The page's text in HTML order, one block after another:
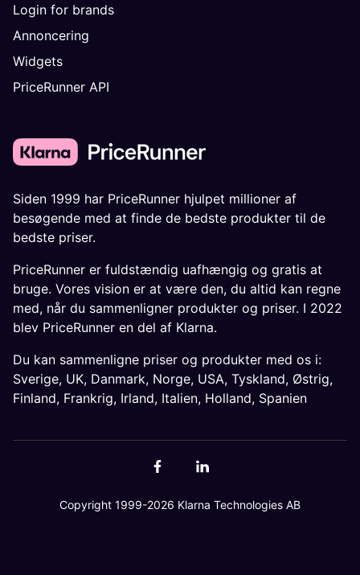
Login for brands
Annoncering
Widgets
PriceRunner API
Siden 1999 har PriceRunner hjulpet millioner af
besøgende med at finde de bedste produkter til de
bedste priser.
PriceRunner er fuldstændig uafhængig og gratis at
bruge. Vores vision er at være den, du altid kan regne
med, når du sammenligner produkter og priser. I 2022
blev PriceRunner en del af Klarna.
Du kan sammenligne priser og produkter med os i:
Sverige, UK, Danmark, Norge, USA, Tyskland, Østrig,
Finland, Frankrig, Irland, Italien, Holland, Spanien
Copyright 1999-2026 Klarna Technologies AB